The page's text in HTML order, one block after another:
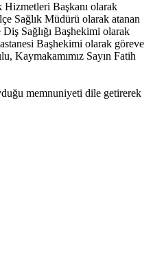
Başkanı olarak
Sağlık Müdürü olarak atanan
Sağlığı Başhekimi olarak
Başhekimi olarak göreve
Kaymakamımız Sayın Fatih
memnuniyeti dile getirerek